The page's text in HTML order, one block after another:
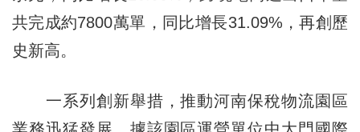
共完成約7800萬單，同比增長31.09%，再創歷
史新高。
一系列創新舉措，推動河南保稅物流園區
業務迅猛發展。據該園區運營單位中大門國際